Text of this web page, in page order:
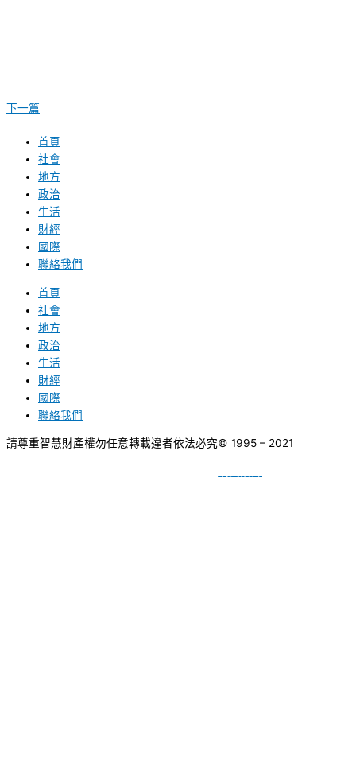
下一篇
首頁
社會
地方
政治
生活
財經
國際
聯絡我們
首頁
社會
地方
政治
生活
財經
國際
聯絡我們
請尊重智慧財產權勿任意轉載違者依法必究© 1995 – 2021